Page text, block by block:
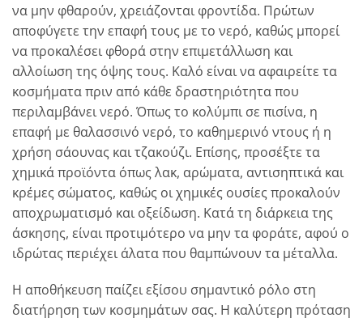
να μην φθαρούν, χρειάζονται φροντίδα. Πρώτων
αποφύγετε την επαφή τους με το νερό, καθώς μπορεί
να προκαλέσει φθορά στην επιμετάλλωση και
αλλοίωση της όψης τους. Καλό είναι να αφαιρείτε τα
κοσμήματα πριν από κάθε δραστηριότητα που
περιλαμβάνει νερό. Όπως το κολύμπι σε πισίνα, η
επαφή με θαλασσινό νερό, το καθημερινό ντους ή η
χρήση σάουνας και τζακούζι. Επίσης, προσέξτε τα
χημικά προϊόντα όπως λακ, αρώματα, αντισηπτικά και
κρέμες σώματος, καθώς οι χημικές ουσίες προκαλούν
αποχρωματισμό και οξείδωση. Κατά τη διάρκεια της
άσκησης, είναι προτιμότερο να μην τα φοράτε, αφού ο
ιδρώτας περιέχει άλατα που θαμπώνουν τα μέταλλα.
Η αποθήκευση παίζει εξίσου σημαντικό ρόλο στη
διατήρηση των κοσμημάτων σας. Η καλύτερη πρόταση